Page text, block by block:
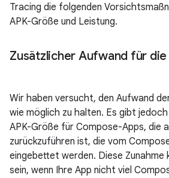
Tracing die folgenden
APK-Größe und Leistung.
Zusätzlicher Aufwand für
Wir haben versucht, den Aufwand
wie möglich zu halten. Es gibt
APK-Größe für Compose-Apps, die
zurückzuführen ist, die vom
eingebettet werden. Diese Zunahme
sein, wenn Ihre App nicht viel